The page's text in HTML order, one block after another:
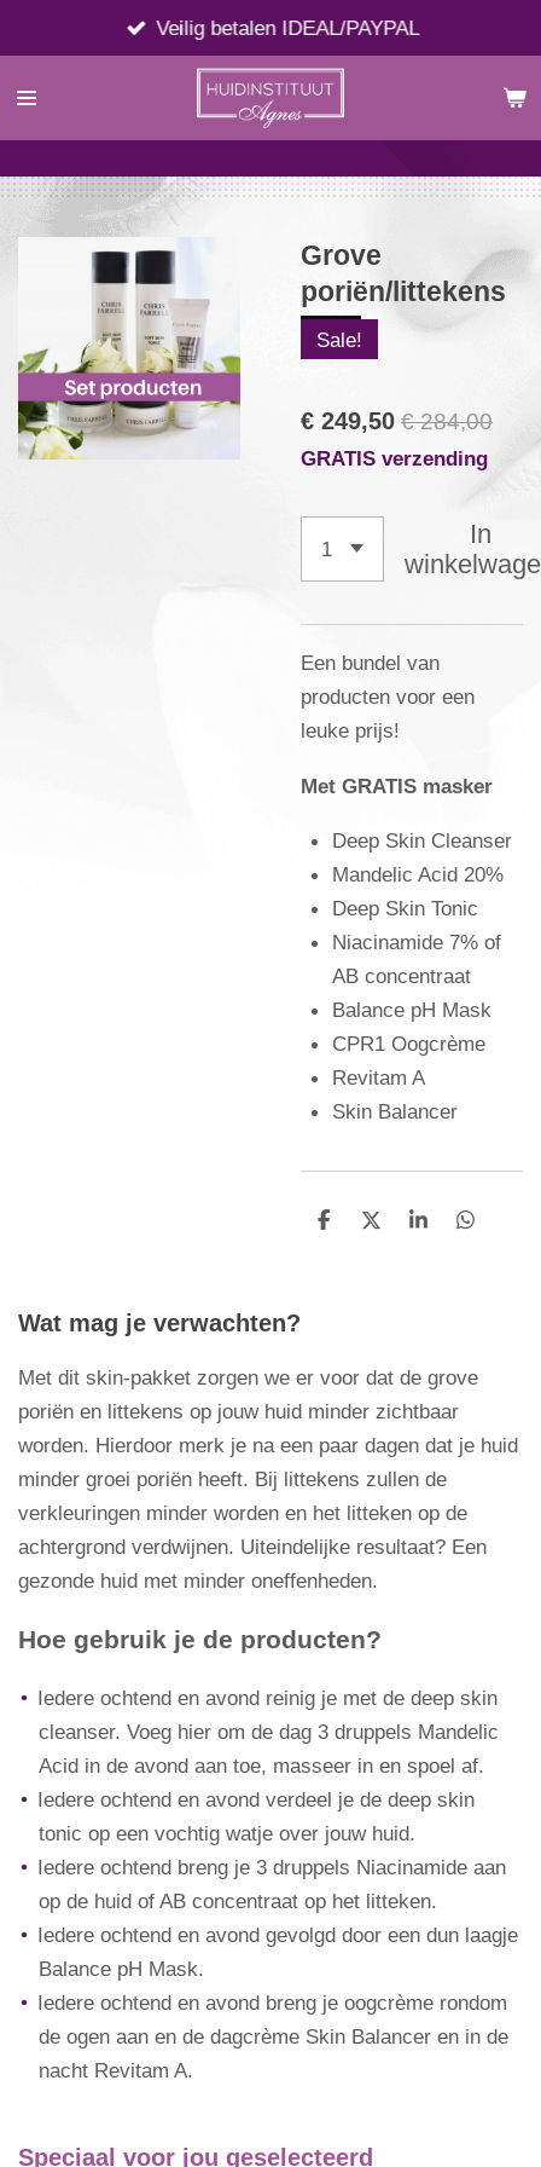
direct
naar
Veilig betalen IDEAL/PAYPAL
Grove
poriën/littekens
Sale!
€ 249,50 € 284,00
GRATIS verzending
In
Een bundel van
producten voor een
leuke prijs!
Met GRATIS masker
Deep Skin Cleanser
Mandelic Acid 20%
Deep Skin Tonic
Niacinamide 7% of
AB concentraat
Balance pH Mask
CPR1 Oogcrème
Revitam A
Skin Balancer
D
D
S
D
Wat mag je verwachten?
Met dit skin-pakket zorgen we er voor dat de grove
poriën en littekens op jouw huid minder zichtbaar
worden. Hierdoor merk je na een paar dagen dat je huid
minder groei poriën heeft. Bij littekens zullen de
verkleuringen minder worden en het litteken op de
achtergrond verdwijnen. Uiteindelijke resultaat? Een
gezonde huid met minder oneffenheden.
Hoe gebruik je de producten?
Iedere ochtend en avond reinig je met de deep skin
cleanser. Voeg hier om de dag 3 druppels Mandelic
Acid in de avond aan toe, masseer in en spoel af.
Iedere ochtend en avond verdeel je de deep skin
tonic op een vochtig watje over jouw huid.
Iedere ochtend breng je 3 druppels Niacinamide aan
op de huid of AB concentraat op het litteken.
Iedere ochtend en avond gevolgd door een dun laagje
Balance pH Mask.
Iedere ochtend en avond breng je oogcrème rondom
de ogen aan en de dagcrème Skin Balancer en in de
nacht Revitam A.
Speciaal voor jou geselecteerd